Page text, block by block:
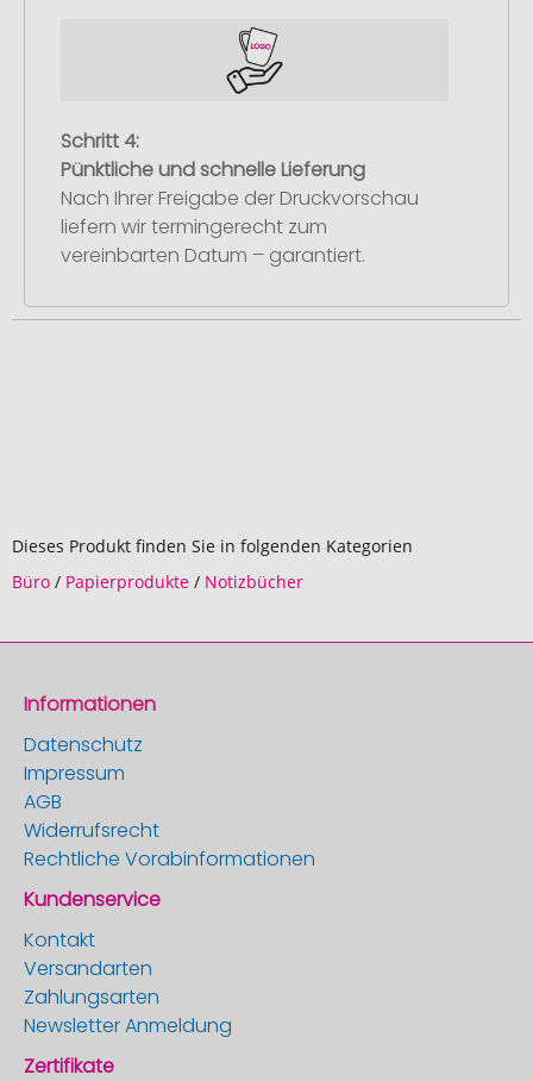
Schritt 4:
Pünktliche und schnelle Lieferung
Nach Ihrer Freigabe der Druckvorschau
liefern wir termingerecht zum
vereinbarten Datum – garantiert.
Dieses Produkt finden Sie in folgenden Kategorien
Büro / Papierprodukte / Notizbücher
Informationen
Datenschutz
Impressum
AGB
Widerrufsrecht
Rechtliche Vorabinformationen
Kundenservice
Kontakt
Versandarten
Zahlungsarten
Newsletter Anmeldung
Zertifikate